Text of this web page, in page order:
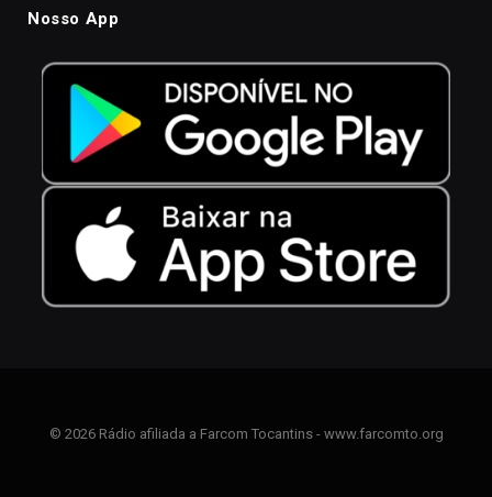
Nosso App
© 2026 Rádio afiliada a Farcom Tocantins - www.farcomto.org